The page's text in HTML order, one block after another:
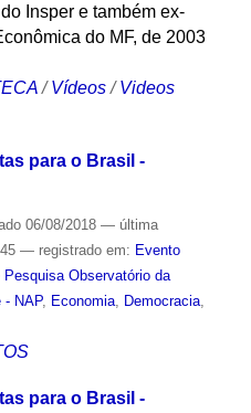
Insper e também ex-
do MF, de 2003
/Vídeos /Videos
para o Brasil -
06/08/2018 — última
— registrado em: Evento
Pesquisa Observatório da
- NAP, Economia, Democracia,
para o Brasil -